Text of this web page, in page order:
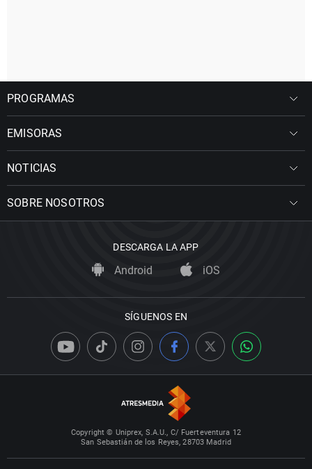
PROGRAMAS
EMISORAS
NOTICIAS
SOBRE NOSOTROS
DESCARGA LA APP
Android iOS
SÍGUENOS EN
Copyright © Uniprex, S.A.U., C/ Fuerteventura 12
San Sebastián de los Reyes, 28703 Madrid